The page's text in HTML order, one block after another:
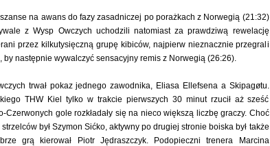
na awans do fazy zasadniczej po porażkach z Norwegią (21:32)
z Wysp Owczych uchodzili natomiast za prawdziwą rewelację
przez kilkutysięczną grupę kibiców, najpierw nieznacznie przegrali
by następnie wywalczyć sensacyjny remis z Norwegią (26:26).
trwał pokaz jednego zawodnika, Eliasa Ellefsena a Skipagøtu.
THW Kiel tylko w trakcie pierwszych 30 minut rzucił aż sześć
Czerwonych gole rozkładały się na nieco większą liczbę graczy. Choć
był Szymon Sićko, aktywny po drugiej stronie boiska był także
grą kierował Piotr Jędraszczyk. Podopieczni trenera Marcina